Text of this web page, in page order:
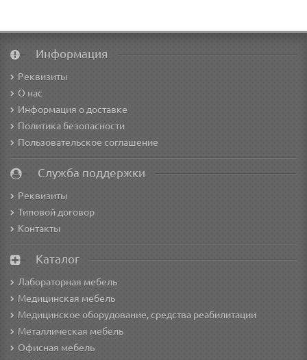
Информация
Реквизиты
О нас
Информация о доставке
Политика безопасности
Пользовательское соглашение
Служба поддержки
Реквизиты
Типовой договор
Контакты
Каталог
Лабораторная мебель
Медицинская мебель
Медицинское оборудование, средства реабилитации
Металлическая мебель
Офисная мебель